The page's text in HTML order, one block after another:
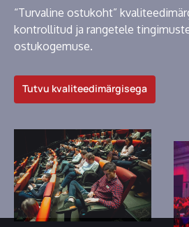
“Turvaline ostukoht”
kontrollitud ja rangetele
ostukogemuse.
Tutvu kvaliteedimärgisega